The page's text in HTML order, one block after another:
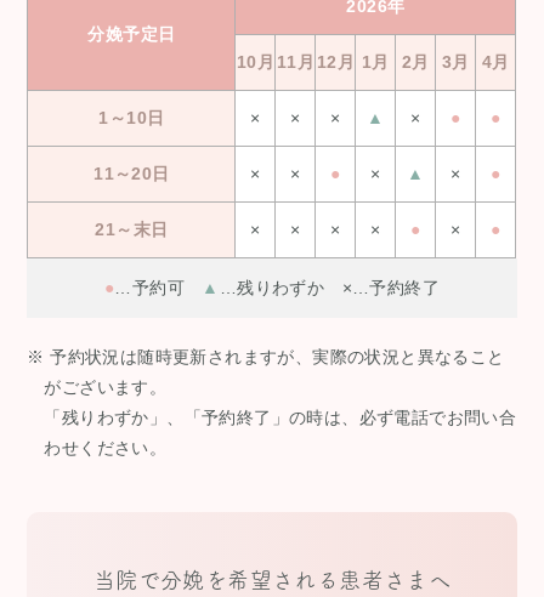
分娩予定日
2026年
10月 11月 12月 1月 2月 3月 4月
1～10日 × × × ▲ × ● ●
11～20日 × × ● × ▲ × ●
21～末日 × × × × ● × ●
● …予約可 ▲ …残りわずか ×…予約終了
※ 予約状況は随時更新されますが、実際の状況と異なること
がございます。
「残りわずか」、「予約終了」の時は、必ず電話でお問い合
わせください。
当院で分娩を希望される患者さまへ